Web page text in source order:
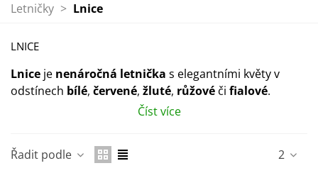
Letničky > Lnice
LNICE
Lnice je nenáročná letnička s elegantními květy v
odstínech bílé, červené, žluté, růžové či fialové.
oživí každý záhona potěší i ve váze – její
Daří se jí na
slunných místech
Číst více
Řadit podle 2